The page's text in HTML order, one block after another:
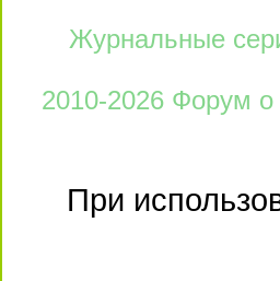
Журнальные
2010-2026 Форум
При